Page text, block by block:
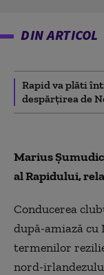
DIN ARTICOL
Rapid va plăti
despărțirea de
Marius
al Rapidului,
Conducerea
după-amiază
termenilor
nord-